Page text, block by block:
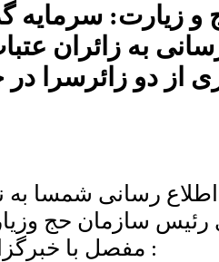
زیارت: سرمایه
به زائران
از دو زائرسرا در
اطلاع رسانی شمسا به
سازمان حج
مفصل با خبرگزاری فارس افزود :